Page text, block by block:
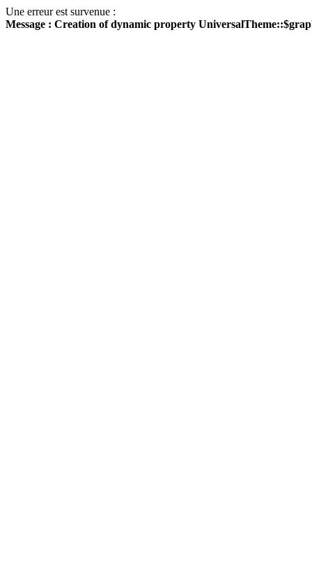
Une erreur est survenue :
Message : Creation of dynamic property